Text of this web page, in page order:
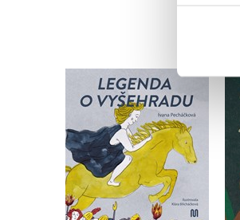
Legenda o Vyšehradu
Ivana Pecháčková